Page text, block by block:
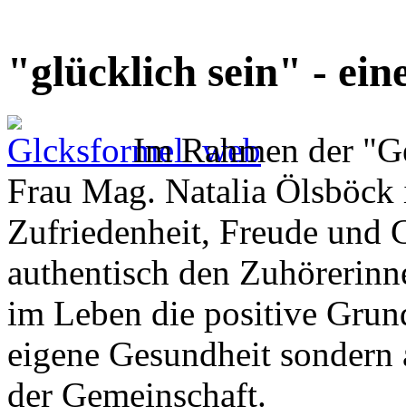
"glücklich sein" -
Im Rahmen der
Frau Mag. Natalia
Zufriedenheit, Freude und
authentisch den
im Leben die positive
eigene Gesundheit
der Gemeinschaft.